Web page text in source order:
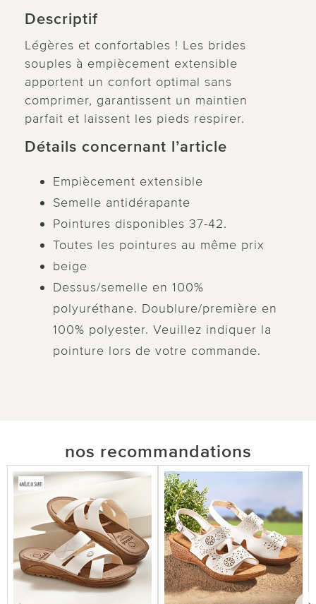
Descriptif
Légères et confortables ! Les brides
souples à empiècement extensible
apportent un confort optimal sans
comprimer, garantissent un maintien
parfait et laissent les pieds respirer.
Détails concernant l’article
Empiècement extensible
Semelle antidérapante
Pointures disponibles 37-42.
Toutes les pointures au même prix
beige
Dessus/semelle en 100%
polyuréthane. Doublure/première en
100% polyester. Veuillez indiquer la
pointure lors de votre commande.
nos recommandations